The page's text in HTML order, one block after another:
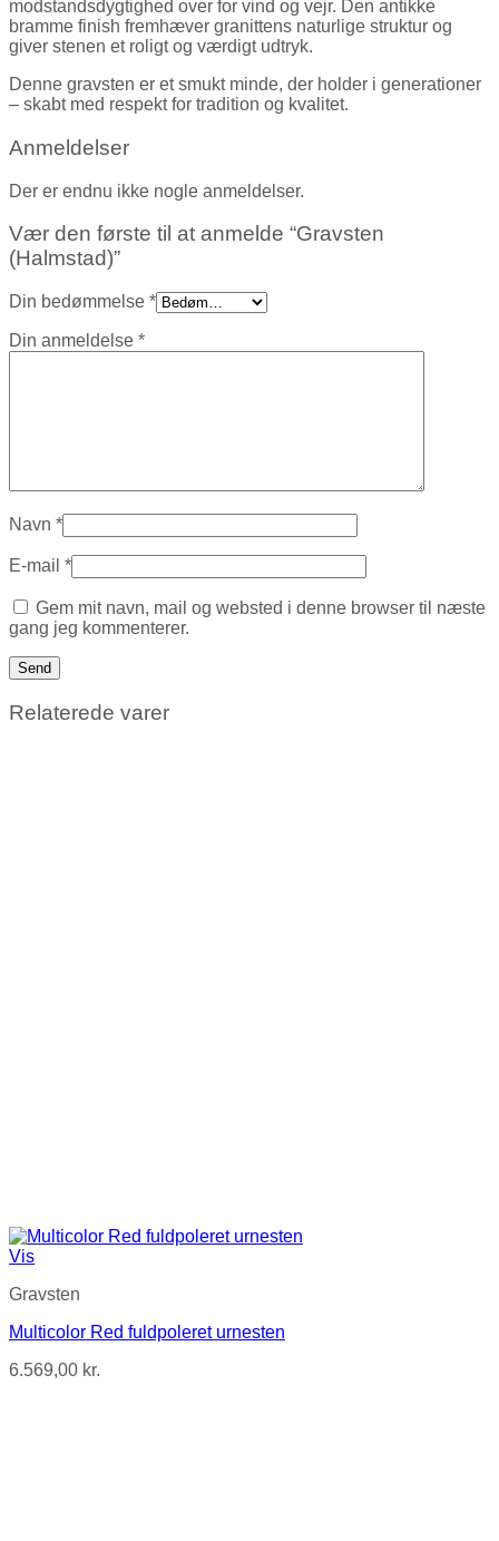
modstandsdygtighed over for vind og vejr. Den antikke
bramme finish fremhæver granittens naturlige struktur og
giver stenen et roligt og værdigt udtryk.
Denne gravsten er et smukt minde, der holder i generationer
– skabt med respekt for tradition og kvalitet.
Anmeldelser
Der er endnu ikke nogle anmeldelser.
Vær den første til at anmelde “Gravsten
(Halmstad)”
Din bedømmelse *
Din anmeldelse *
Navn *
E-mail *
Gem mit navn, mail og websted i denne browser til næste
gang jeg kommenterer.
Relaterede varer
Vis
Gravsten
Multicolor Red fuldpoleret urnesten
6.569,00 kr.